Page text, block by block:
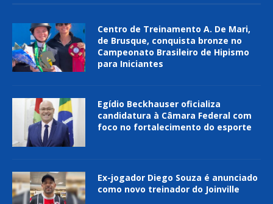
Centro de Treinamento A. De Mari,
de Brusque, conquista bronze no
Campeonato Brasileiro de Hipismo
para Iniciantes
Egídio Beckhauser oficializa
candidatura à Câmara Federal com
foco no fortalecimento do esporte
Ex-jogador Diego Souza é anunciado
como novo treinador do Joinville